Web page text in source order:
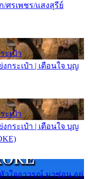
/ศรเพชร/แสงสุรีย์
ะเป๋า
กระเป๋า | เตือนใจ บุญ
ะเป๋า
กระเป๋า | เตือนใจ บุญ
วใจอาวรณ์ มาซ่อน อยู่